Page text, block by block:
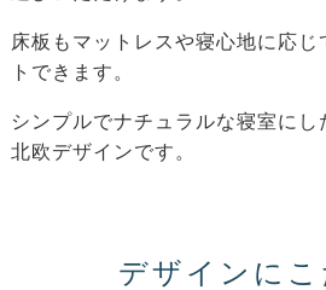
床板もマットレスや寝心地に応じ
トできます。
シンプルでナチュラルな寝室にし
北欧デザインです。
デザインにこ